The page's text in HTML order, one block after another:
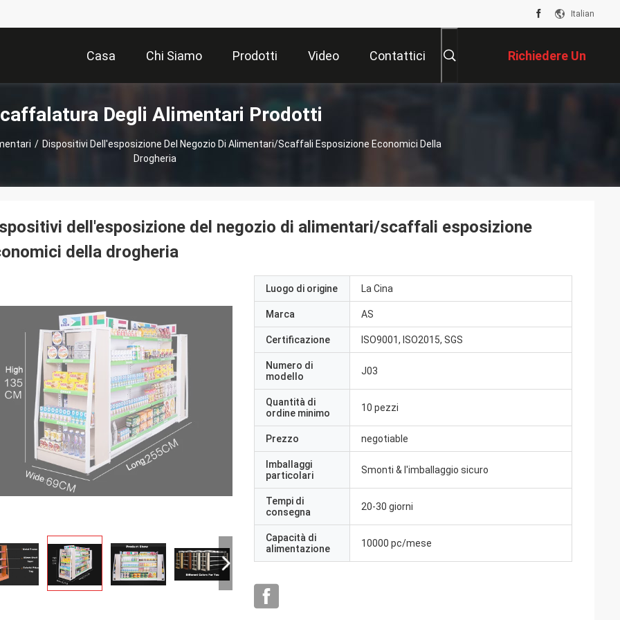
Italian
Casa Chi Siamo Prodotti Video Contattici Richiedere Un
Preventivo
Degli Alimentari Prodotti
/ Dispositivi Dell'esposizione Del Negozio Di Alimentari/scaffali Esposizione Economici Della
Drogheria
dell'esposizione del negozio di alimentari/scaffali esposizione
della drogheria
Luogo di origine La Cina
Marca AS
Certificazione ISO9001, ISO2015, SGS
Numero di
modello
J03
Quantità di
ordine minimo
10 pezzi
Prezzo negotiable
Imballaggi
particolari
Smonti & l'imballaggio sicuro
Tempi di
consegna
20-30 giorni
Capacità di
alimentazione
10000 pc/mese